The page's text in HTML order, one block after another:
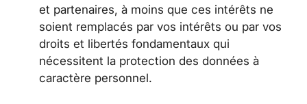
et partenaires, à moins que ces intérêts ne
soient remplacés par vos intérêts ou par vos
droits et libertés fondamentaux qui
nécessitent la protection des données à
caractère personnel.